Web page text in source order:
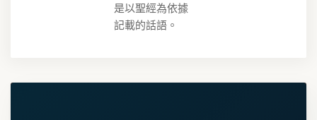
是以聖經為依據
記載的話語。